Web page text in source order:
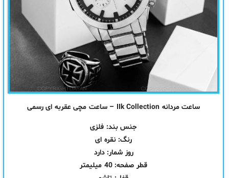
ساعت مردانه IIk Collection – ساعت مچی عقربه ای رسمی
جنس بند: فلزی
رنگ: نقره ای
روز شمار: دارد
قطر صفحه: 40 میلیمتر